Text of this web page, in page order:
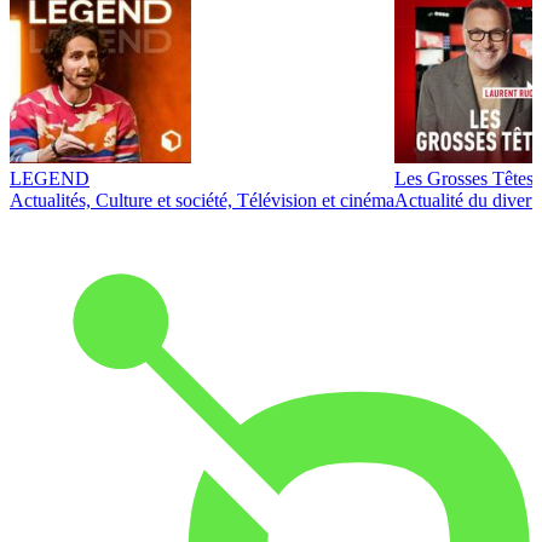
LEGEND
Actualités, Culture et société, Télévision et cinéma
Les Grosses Têtes
Actualité du